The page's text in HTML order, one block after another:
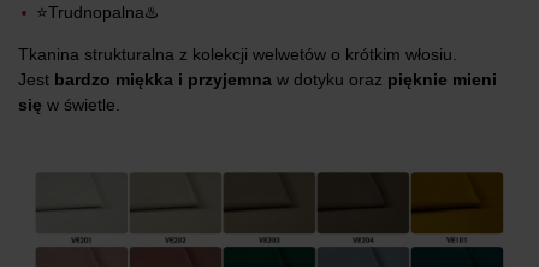
⭐Trudnopalna♨️
Tkanina strukturalna z kolekcji welwetów o krótkim włosiu.
Jest bardzo miękka i przyjemna w dotyku oraz pięknie mieni
się w świetle.